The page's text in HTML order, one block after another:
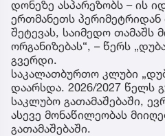
დონეზე ასპარეზობს – ის
ერთმანეთს
შეტევას, საიმედო თამაშს
ორგანიზებას“, – წერს
გვერდი.
საკალათბურთო კლუბი
დაარსდა. 2026/2027 წელს
საკლუბო გათამაშებაში,
ასევე მონაწილეობას
გათამაშებაში.